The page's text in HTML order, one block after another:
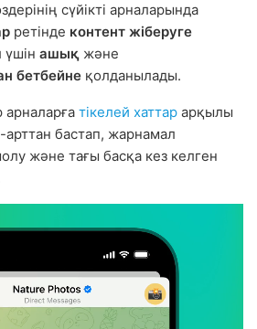
сүйікті арналарында
ретінде контент жіберуге
үшін ашық және
бетбейне қолданылады.
тікелей хаттар арқылы
арттан бастап, жарнамал
және тағы басқа кез келген